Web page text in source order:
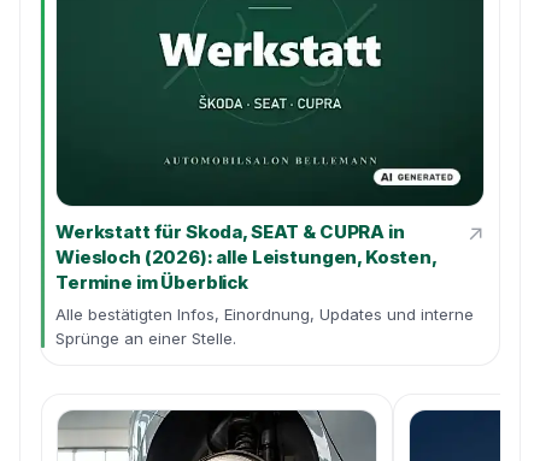
Werkstatt für Skoda, SEAT & CUPRA in
Wiesloch (2026): alle Leistungen, Kosten,
Termine im Überblick
↗
Alle bestätigten Infos, Einordnung, Updates und interne
Sprünge an einer Stelle.